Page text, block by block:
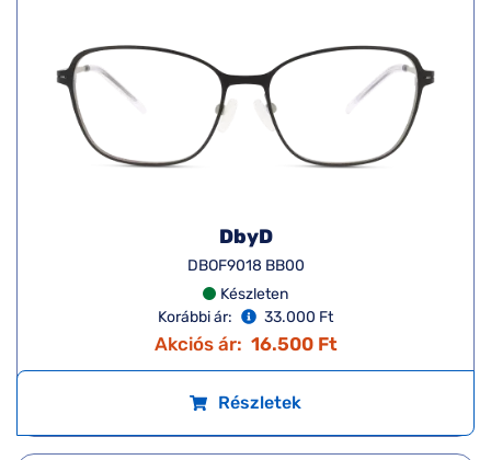
DbyD
DBOF9018 BB00
Készleten
Korábbi ár:
33.000 Ft
Akciós ár: 16.500 Ft
Részletek